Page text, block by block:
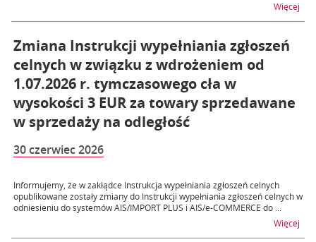
Więcej
Zmiana Instrukcji wypełniania zgłoszeń
celnych w związku z wdrożeniem od
1.07.2026 r. tymczasowego cła w
wysokości 3 EUR za towary sprzedawane
w sprzedaży na odległość
30 czerwiec 2026
Informujemy, że w zakłądce Instrukcja wypełniania zgłoszeń celnych
opublikowane zostały zmiany do Instrukcji wypełniania zgłoszeń celnych w
odniesieniu do systemów AIS/IMPORT PLUS i AIS/e-COMMERCE do ...
Więcej